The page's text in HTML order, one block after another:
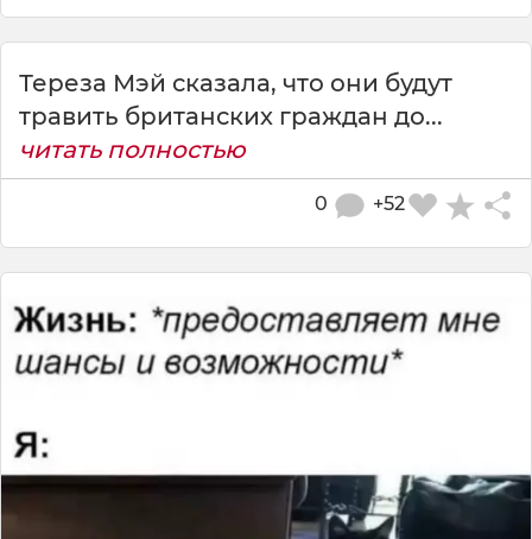
Тереза Мэй сказала, что они будут
травить британских граждан до...
читать полностью
+52
0